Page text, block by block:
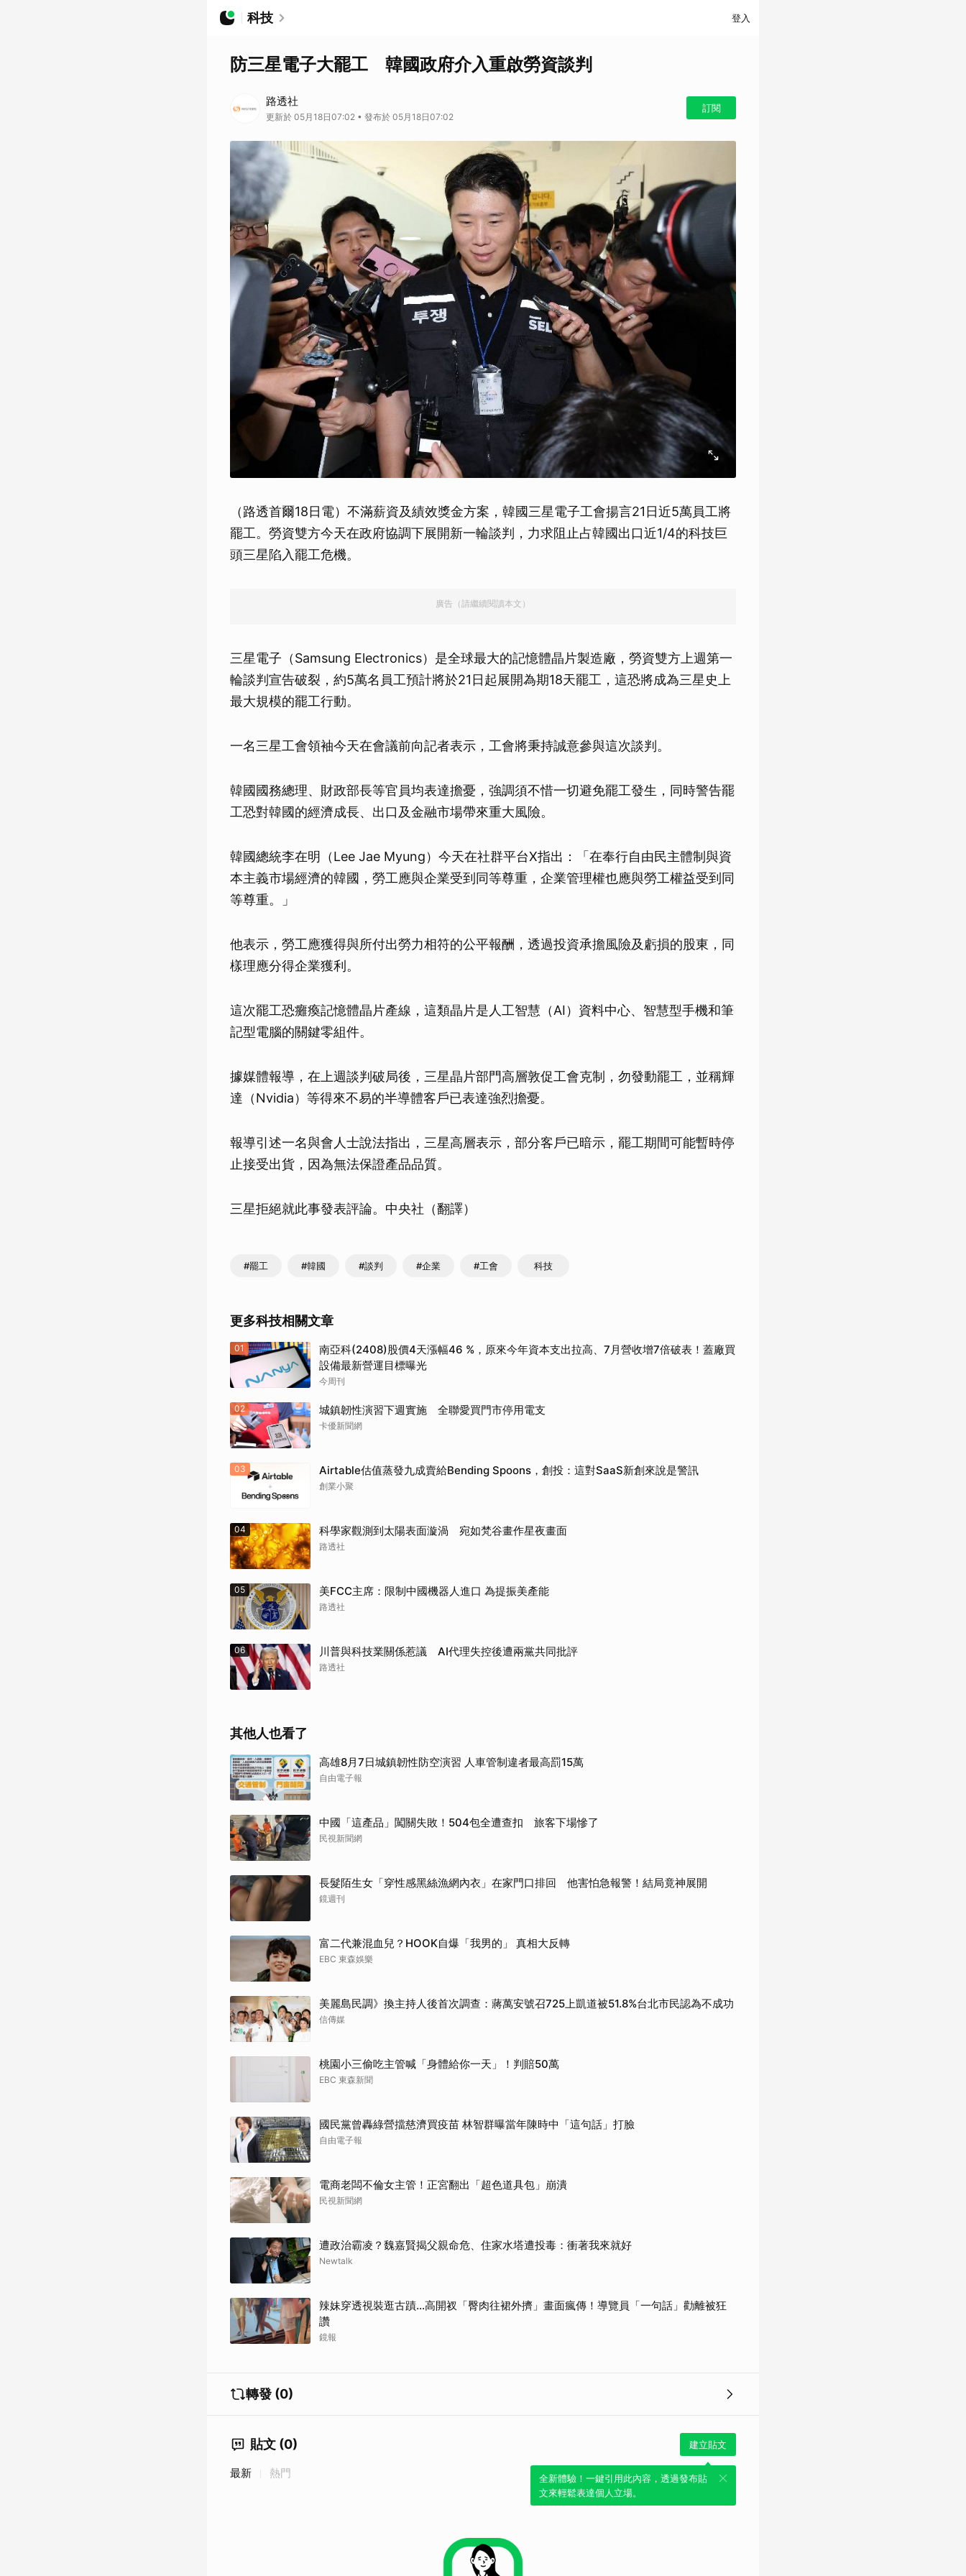
科技 登入
防三星電子大罷工 韓國政府介入重啟勞資談判
路透社
更新於 05月18日07:02 • 發布於 05月18日07:02
訂閱
（路透首爾18日電）不滿薪資及績效獎金方案，韓國三星電子工會揚言21日近5萬員工將
罷工。勞資雙方今天在政府協調下展開新一輪談判，力求阻止占韓國出口近1/4的科技巨
頭三星陷入罷工危機。
廣告（請繼續閱讀本文）
三星電子（Samsung Electronics）是全球最大的記憶體晶片製造廠，勞資雙方上週第一
輪談判宣告破裂，約5萬名員工預計將於21日起展開為期18天罷工，這恐將成為三星史上
最大規模的罷工行動。
一名三星工會領袖今天在會議前向記者表示，工會將秉持誠意參與這次談判。
韓國國務總理、財政部長等官員均表達擔憂，強調須不惜一切避免罷工發生，同時警告罷
工恐對韓國的經濟成長、出口及金融市場帶來重大風險。
韓國總統李在明（Lee Jae Myung）今天在社群平台X指出：「在奉行自由民主體制與資
本主義市場經濟的韓國，勞工應與企業受到同等尊重，企業管理權也應與勞工權益受到同
等尊重。」
他表示，勞工應獲得與所付出勞力相符的公平報酬，透過投資承擔風險及虧損的股東，同
樣理應分得企業獲利。
這次罷工恐癱瘓記憶體晶片產線，這類晶片是人工智慧（AI）資料中心、智慧型手機和筆
記型電腦的關鍵零組件。
據媒體報導，在上週談判破局後，三星晶片部門高層敦促工會克制，勿發動罷工，並稱輝
達（Nvidia）等得來不易的半導體客戶已表達強烈擔憂。
報導引述一名與會人士說法指出，三星高層表示，部分客戶已暗示，罷工期間可能暫時停
止接受出貨，因為無法保證產品品質。
三星拒絕就此事發表評論。中央社（翻譯）
#罷工 #韓國 #談判 #企業 #工會 科技
更多科技相關文章
01
南亞科(2408)股價4天漲幅46 %，原來今年資本支出拉高、7月營收增7倍破表！蓋廠買
設備最新營運目標曝光
今周刊
02 城鎮韌性演習下週實施 全聯愛買門市停用電支
卡優新聞網
03 Airtable估值蒸發九成賣給Bending Spoons，創投：這對SaaS新創來說是警訊
創業小聚
04 科學家觀測到太陽表面漩渦 宛如梵谷畫作星夜畫面
路透社
05 美FCC主席：限制中國機器人進口 為提振美產能
路透社
06 川普與科技業關係惹議 AI代理失控後遭兩黨共同批評
路透社
其他人也看了
高雄8月7日城鎮韌性防空演習 人車管制違者最高罰15萬
自由電子報
中國「這產品」闖關失敗！504包全遭查扣 旅客下場慘了
民視新聞網
長髮陌生女「穿性感黑絲漁網內衣」在家門口排回 他害怕急報警！結局竟神展開
鏡週刊
富二代兼混血兒？HOOK自爆「我男的」 真相大反轉
EBC 東森娛樂
美麗島民調》換主持人後首次調查：蔣萬安號召725上凱道被51.8%台北市民認為不成功
信傳媒
桃園小三偷吃主管喊「身體給你一天」！判賠50萬
EBC 東森新聞
國民黨曾轟綠營擋慈濟買疫苗 林智群曝當年陳時中「這句話」打臉
自由電子報
電商老闆不倫女主管！正宮翻出「超色道具包」崩潰
民視新聞網
遭政治霸凌？魏嘉賢揭父親命危、住家水塔遭投毒：衝著我來就好
Newtalk
辣妹穿透視裝逛古蹟…高開衩「臀肉往裙外擠」畫面瘋傳！導覽員「一句話」勸離被狂
讚
鏡報
轉發 (0)
貼文 (0) 建立貼文
全新體驗！一鍵引用此內容，透過發布貼
文來輕鬆表達個人立場。
最新 熱門